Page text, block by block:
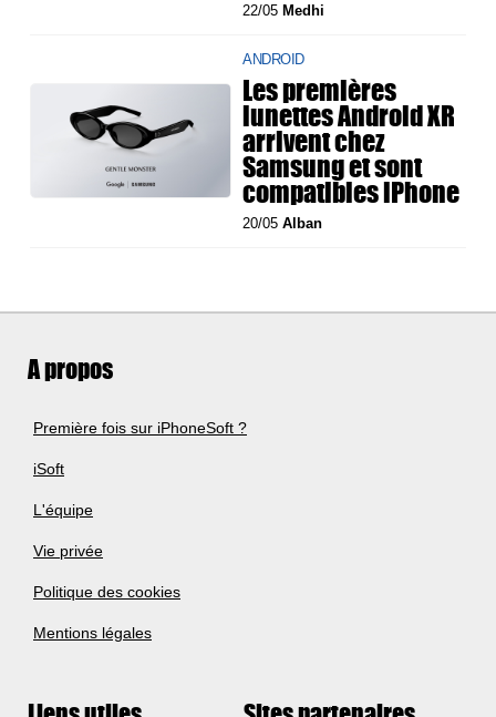
22/05Medhi
ANDROID
Les premières
lunettes Android XR
arrivent chez
Samsung et sont
compatibles iPhone
20/05Alban
A propos
Première fois sur iPhoneSoft ?
iSoft
L'équipe
Vie privée
Politique des cookies
Mentions légales